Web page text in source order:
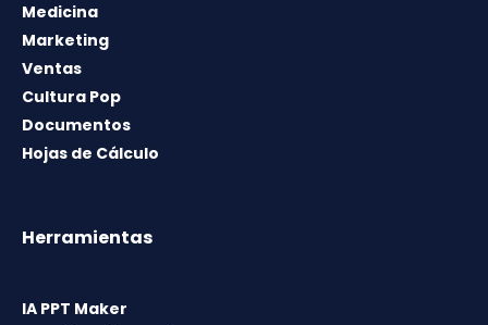
Medicina
Marketing
Ventas
Cultura Pop
Documentos
Hojas de Cálculo
Herramientas
IA PPT Maker